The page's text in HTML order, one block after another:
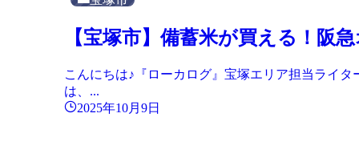
【宝塚市】備蓄米が買える！阪
こんにちは♪『ローカログ』宝塚エリア担当ライ
は、...
2025年10月9日